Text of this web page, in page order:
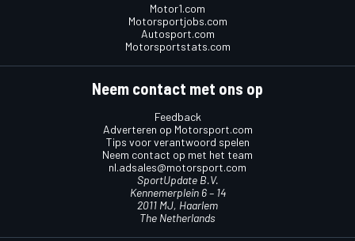
Motor1.com
Motorsportjobs.com
Autosport.com
Motorsportstats.com
Neem contact met ons op
Feedback
Adverteren op Motorsport.com
Tips voor verantwoord spelen
Neem contact op met het team
nl.adsales@motorsport.com
SportUpdate B.V.
Kennemerplein 6 – 14
2011 MJ, Haarlem
The Netherlands